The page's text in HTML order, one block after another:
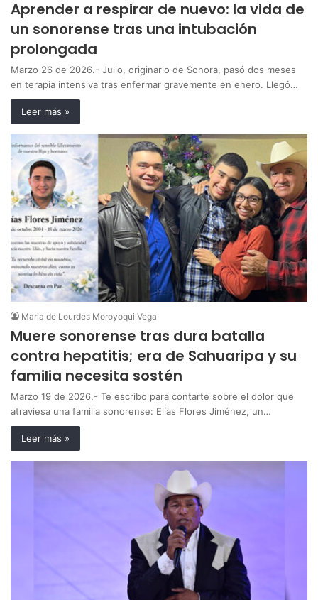
Aprender a respirar de nuevo: la vida de
un sonorense tras una intubación
prolongada
Marzo 26 de 2026.- Julio, originario de Sonora, pasó dos meses
en terapia intensiva tras enfermar gravemente en enero. Llegó…
Leer más »
Maria de Lourdes Moroyoqui Vega
Muere sonorense tras dura batalla
contra hepatitis; era de Sahuaripa y su
familia necesita sostén
Marzo 19 de 2026.- Te escribo para contarte sobre el dolor que
atraviesa una familia sonorense: Elías Flores Jiménez, un…
Leer más »